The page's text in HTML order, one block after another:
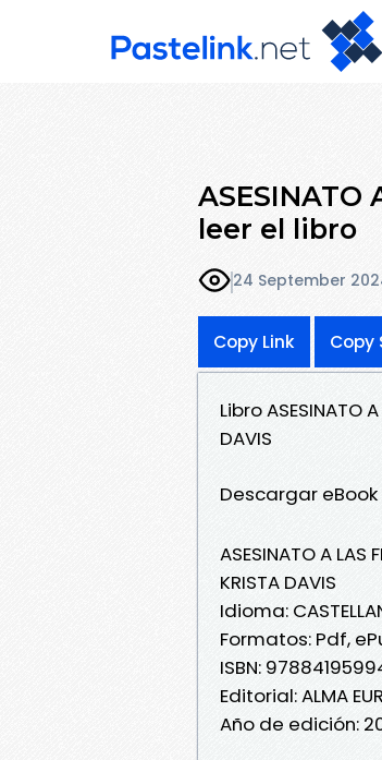
ASESINATO
leer el libro
24 September
Copy Link Copy
Libro ASESINATO
DAVIS
Descargar
ASESINATO A LAS
KRISTA DAVIS
Idioma:
Formatos: Pdf,
ISBN:
Editorial: ALMA
Año de edición: